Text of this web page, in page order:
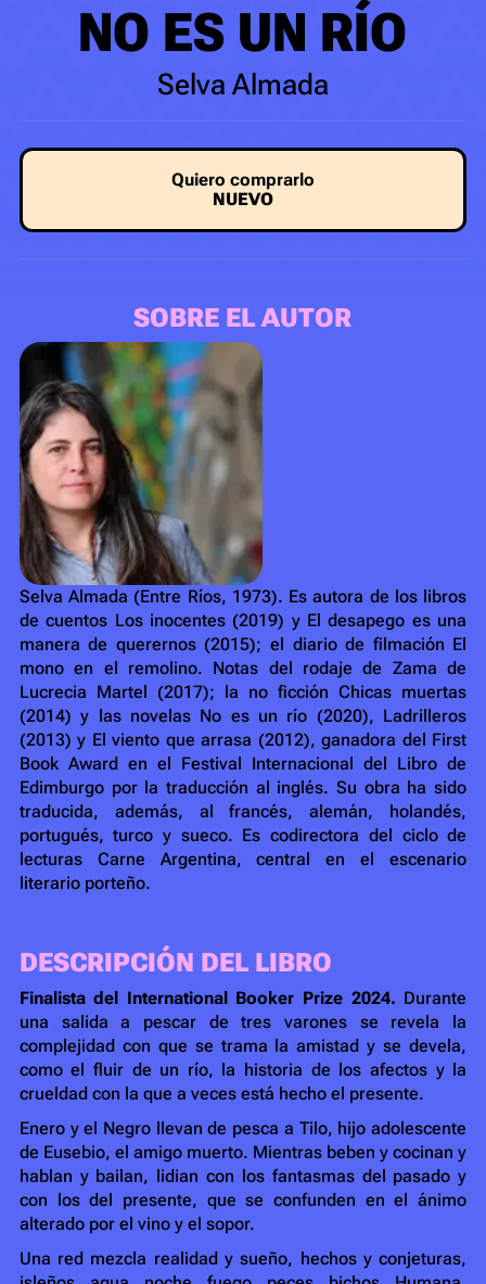
NO ES UN RÍO
Selva Almada
Quiero comprarlo
NUEVO
SOBRE EL AUTOR
Selva Almada (Entre Ríos, 1973). Es autora de los libros
de cuentos Los inocentes (2019) y El desapego es una
manera de querernos (2015); el diario de filmación El
mono en el remolino. Notas del rodaje de Zama de
Lucrecia Martel (2017); la no ficción Chicas muertas
(2014) y las novelas No es un río (2020), Ladrilleros
(2013) y El viento que arrasa (2012), ganadora del First
Book Award en el Festival Internacional del Libro de
Edimburgo por la traducción al inglés. Su obra ha sido
traducida, además, al francés, alemán, holandés,
portugués, turco y sueco. Es codirectora del ciclo de
lecturas Carne Argentina, central en el escenario
literario porteño.
DESCRIPCIÓN DEL LIBRO
Finalista del International Booker Prize 2024. Durante
una salida a pescar de tres varones se revela la
complejidad con que se trama la amistad y se devela,
como el fluir de un río, la historia de los afectos y la
crueldad con la que a veces está hecho el presente.
Enero y el Negro llevan de pesca a Tilo, hijo adolescente
de Eusebio, el amigo muerto. Mientras beben y cocinan y
hablan y bailan, lidian con los fantasmas del pasado y
con los del presente, que se confunden en el ánimo
alterado por el vino y el sopor.
Una red mezcla realidad y sueño, hechos y conjeturas,